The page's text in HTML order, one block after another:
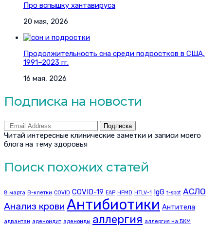
Про вспышку хантавируса
20 мая, 2026
Продолжительность сна среди подростков в США,
1991–2023 гг.
16 мая, 2026
Подписка на новости
Подписка
Читай интересные клинические заметки и записи моего
блога на тему здоровья
Поиск похожих статей
8 марта B-клетки COVID COVID-19 EAP HFMD HTLV-1 IgG t-spot АСЛО
Анализ крови Антибиотики Антитела
адвантан аденоидит аденоиды аллергия аллергия на БКМ